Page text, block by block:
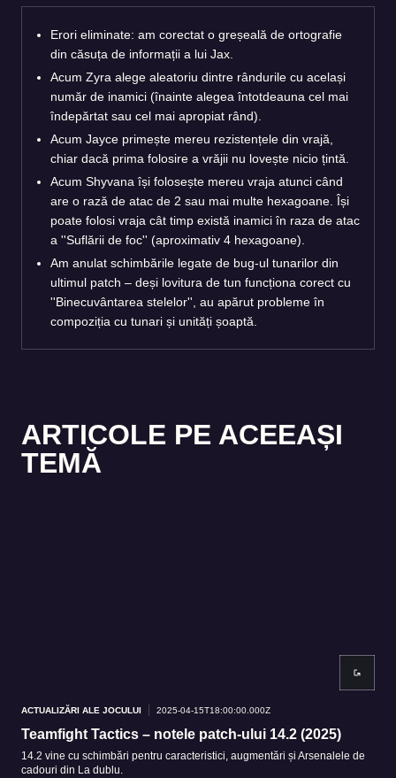
Erori eliminate: am corectat o greșeală de ortografie
din căsuța de informații a lui Jax.
Acum Zyra alege aleatoriu dintre rândurile cu același
număr de inamici (înainte alegea întotdeauna cel mai
îndepărtat sau cel mai apropiat rând).
Acum Jayce primește mereu rezistențele din vrajă,
chiar dacă prima folosire a vrăjii nu lovește nicio țintă.
Acum Shyvana își folosește mereu vraja atunci când
are o rază de atac de 2 sau mai multe hexagoane. Își
poate folosi vraja cât timp există inamici în raza de atac
a ''Suflării de foc'' (aproximativ 4 hexagoane).
Am anulat schimbările legate de bug-ul tunarilor din
ultimul patch – deși lovitura de tun funcționa corect cu
''Binecuvântarea stelelor'', au apărut probleme în
compoziția cu tunari și unități șoaptă.
ARTICOLE PE ACEEAȘI
TEMĂ
ACTUALIZĂRI ALE JOCULUI 2025-04-15T18:00:00.000Z
Teamfight Tactics – notele patch-ului 14.2 (2025)
14.2 vine cu schimbări pentru caracteristici, augmentări și Arsenalele de
cadouri din La dublu.